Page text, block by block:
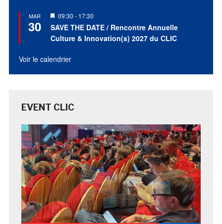
MAR
30
Mis
en
avant
09:30 - 17:30
SAVE THE DATE / Rencontre Annuelle
Culture & Innovation(s) 2027 du CLIC
Voir le calendrier
EVENT CLIC